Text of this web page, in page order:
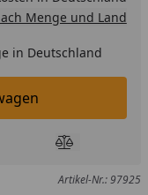
Menge und Land
in Deutschland
legen
Produkt
Artikel-Nr.: 97925